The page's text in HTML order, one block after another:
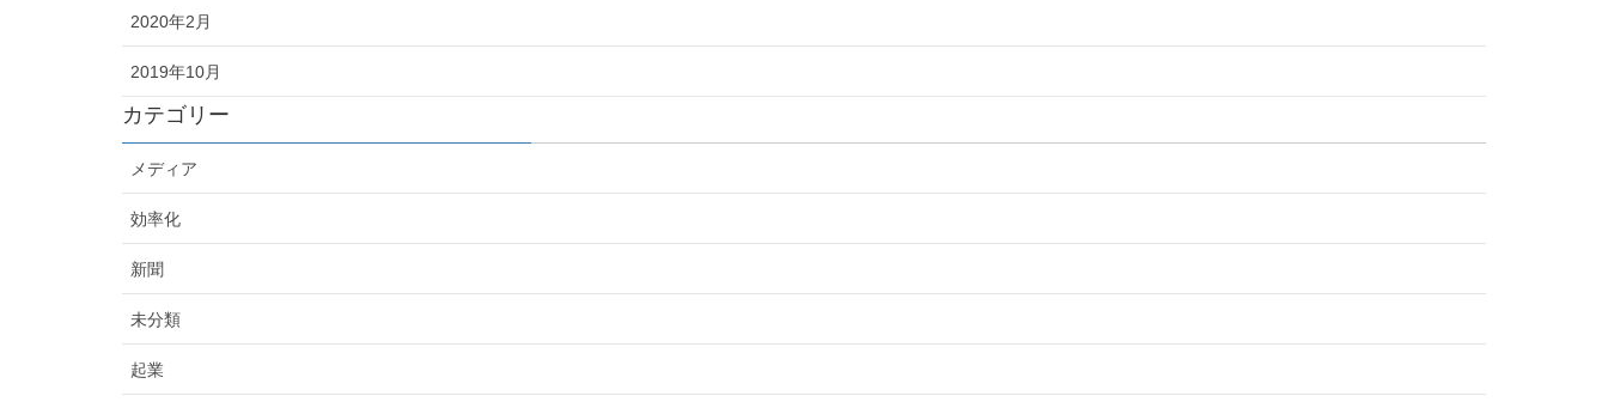
2020年2月
2019年10月
カテゴリー
メディア
効率化
新聞
未分類
起業